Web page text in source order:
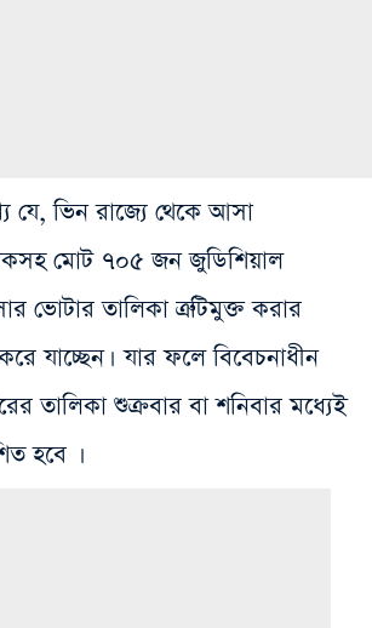
যে, ভিন রাজ্যে থেকে আসা
মোট ৭০৫ জন জুডিশিয়াল
ভোটার তালিকা ত্রুটিমুক্ত করার
যাচ্ছেন। যার ফলে বিবেচনাধীন
তালিকা শুক্রবার বা শনিবার মধ্যেই
হবে ।